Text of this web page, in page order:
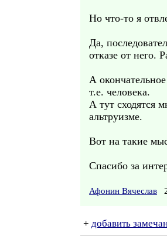
Но что-то я
Да,
отказе от него.
А
т.е. человека.
А тут сходятся
альтруизме.
Вот на такие
Спасибо за
Афонин Вячеслав
+ добавить